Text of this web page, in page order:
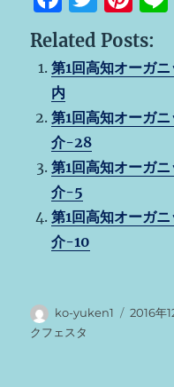
a
c
e
b
o
o
k
w
it
te
r
n
te
re
st
Related Posts:
第1回高知オーガ
内
第1回高知オーガ
介-28
第1回高知オーガ
介-5
第1回高知オーガ
介-10
投
稿
ko-yuken1
投
2016年
クフェスタ